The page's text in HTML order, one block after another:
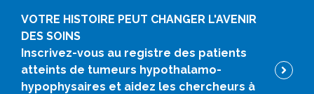
content
VOTRE HISTOIRE PEUT CHANGER L'AVENIR
DES SOINS
Inscrivez-vous au registre des patients
atteints de tumeurs hypothalamo-
hypophysaires et aidez les chercheurs à